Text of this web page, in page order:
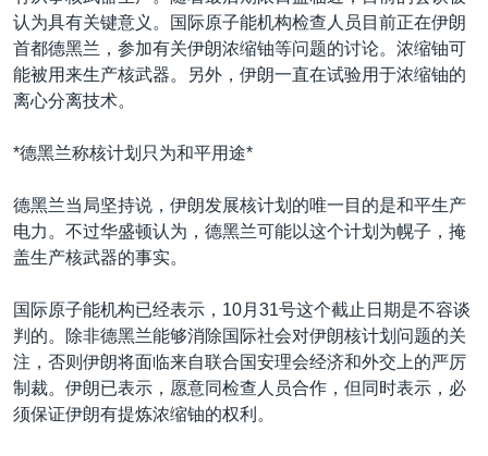
到
索
非洲
美洲
全球议题
军事
劳工
环境
国会报道
美中关系
美国建国250周年
埃博拉疫情
美国之音专访
重要讲话与声明
台海两岸关系
南中国海争端
关注西藏
关注新疆
GEN Z 看美国
VOA今日焦点
中文广播
认为具有关键意义。国际原子能机构检查人员目前正在伊朗
首都德黑兰，参加有关伊朗浓缩铀等问题的讨论。浓缩铀可
能被用来生产核武器。另外，伊朗一直在试验用于浓缩铀的
离心分离技术。
*德黑兰称核计划只为和平用途*
德黑兰当局坚持说，伊朗发展核计划的唯一目的是和平生产
电力。不过华盛顿认为，德黑兰可能以这个计划为幌子，掩
盖生产核武器的事实。
国际原子能机构已经表示，10月31号这个截止日期是不容谈
判的。除非德黑兰能够消除国际社会对伊朗核计划问题的关
注，否则伊朗将面临来自联合国安理会经济和外交上的严厉
制裁。伊朗已表示，愿意同检查人员合作，但同时表示，必
须保证伊朗有提炼浓缩铀的权利。